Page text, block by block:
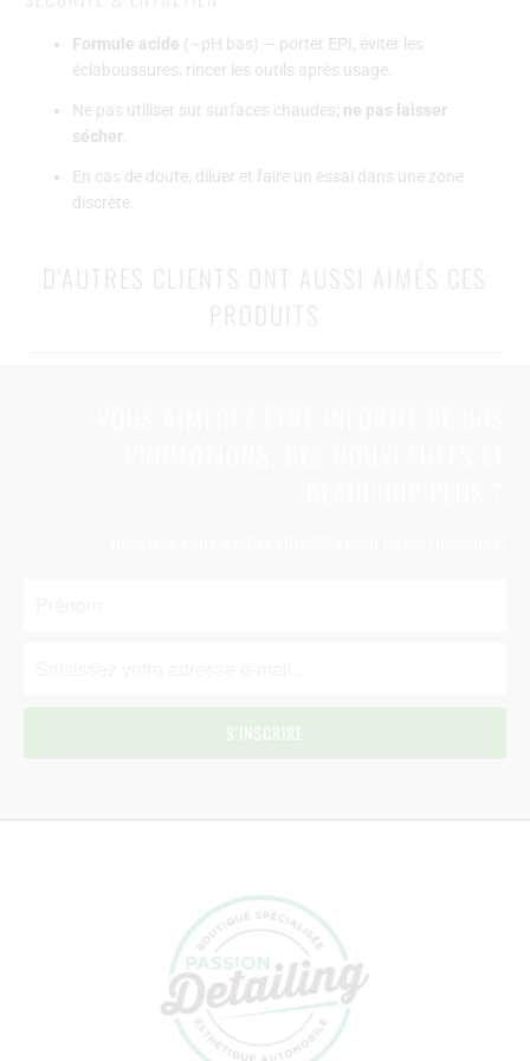
Formule acide (~pH bas) — porter EPI, éviter les
éclaboussures, rincer les outils après usage.
Ne pas utiliser sur surfaces chaudes; ne pas laisser
sécher
En cas de doute, diluer et faire un essai dans une zone
discrète.
D'AUTRES CLIENTS ONT AUSSI AIMÉS CES
PRODUITS